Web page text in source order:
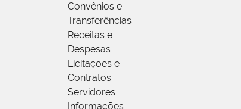
Convênios e
Transferências
Receitas e
Despesas
Licitações e
Contratos
Servidores
Informações